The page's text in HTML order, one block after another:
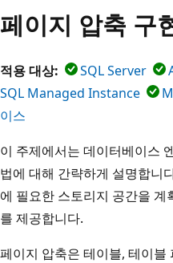
페이지 압축 구
적용 대상: SQL Server
SQL Managed Instance
이스
이 주제에서는 데이터베이스
법에 대해 간략하게 설명합니
에 필요한 스토리지 공간을
를 제공합니다.
페이지 압축은 테이블, 테이블